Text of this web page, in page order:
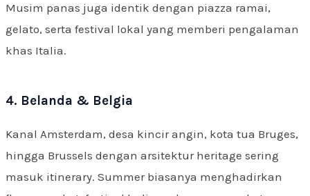
Musim panas juga identik dengan piazza ramai,
gelato, serta festival lokal yang memberi pengalaman
khas Italia.
4. Belanda & Belgia
Kanal Amsterdam, desa kincir angin, kota tua Bruges,
hingga Brussels dengan arsitektur heritage sering
masuk itinerary. Summer biasanya menghadirkan